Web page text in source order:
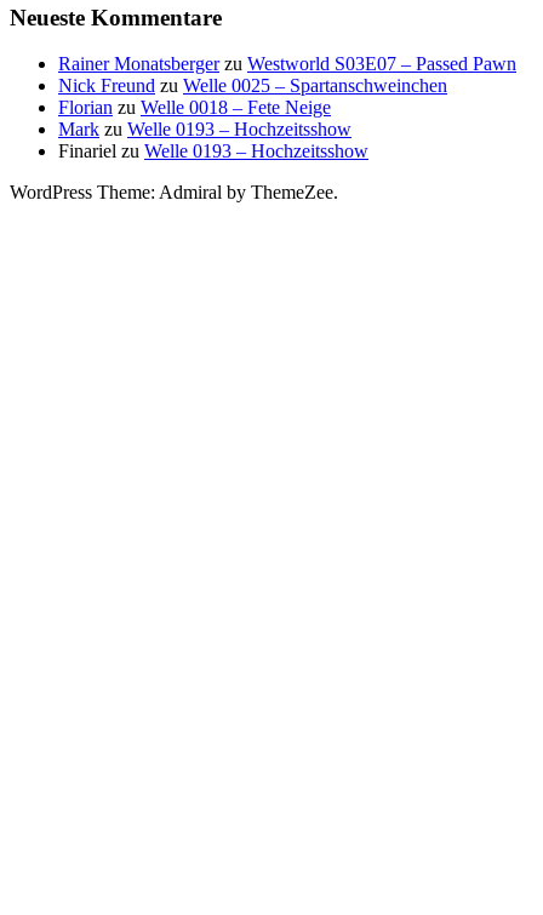
Neueste Kommentare
Rainer Monatsbergerzu Westworld S03E07 – Passed Pawn
Nick Freund zu Welle 0025 – Spartanschweinchen
Florian zu Welle 0018 – Fete Neige
Mark zu Welle 0193 – Hochzeitsshow
Finariel zu Welle 0193 – Hochzeitsshow
WordPress Theme: Admiral by ThemeZee.